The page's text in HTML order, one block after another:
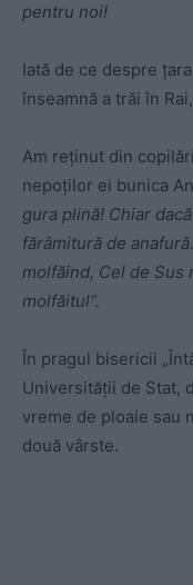
pentru noi!
Iată de ce despre
înseamnă a trăi în
Am reţinut din
nepoţilor ei bunica
gura plină! Chiar
fărâmitură de
molfăind, Cel de Sus
molfăitul”.
În pragul bisericii
Universităţii de Stat,
vreme de ploaie sau
două vârste.